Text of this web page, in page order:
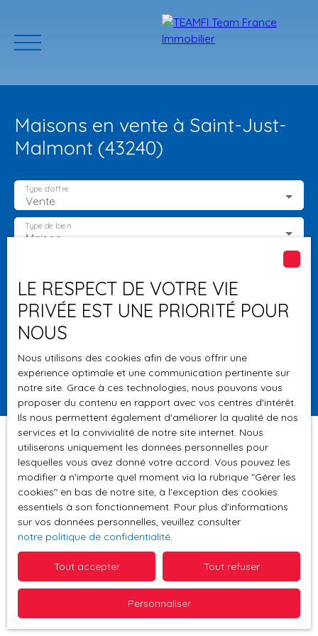
ACCUEIL PROGRAMMES
Estimation
Maisons en vente à Saint-Just-
Malmont (43240)
Vente
Type d'offre
Maison
Type de bien
Budget max (€)
Surface min (m²)
Rechercher
Pertinence
Trier par Créer une alerte
Aucun résultat
LE RESPECT DE VOTRE VIE
PRIVÉE EST UNE PRIORITÉ POUR
NOUS
Nous utilisons des cookies afin de vous offrir une
expérience optimale et une communication pertinente sur
notre site. Grace à ces technologies, nous pouvons vous
proposer du contenu en rapport avec vos centres d'intérêt.
Ils nous permettent également d'améliorer la qualité de nos
services et la convivialité de notre site internet. Nous
utiliserons uniquement les données personnelles pour
lesquelles vous avez donné votre accord. Vous pouvez les
modifier à n'importe quel moment via la rubrique ″Gérer les
cookies″ en bas de notre site, à l'exception des cookies
essentiels à son fonctionnement. Pour plus d'informations
sur vos données personnelles, veuillez consulter
notre politique de confidentialité.
Tout accepter Tout refuser
Personnaliser